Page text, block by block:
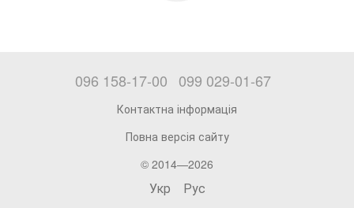
096 158-17-00 099 029-01-67
Контактна інформація
Повна версія сайту
© 2014—2026
Укр Рус